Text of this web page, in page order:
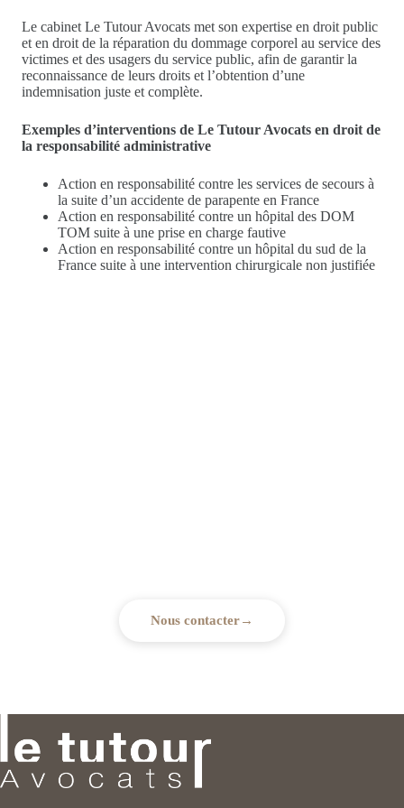
Le cabinet Le Tutour Avocats met son expertise en droit public
et en droit de la réparation du dommage corporel au service des
victimes et des usagers du service public, afin de garantir la
reconnaissance de leurs droits et l’obtention d’une
indemnisation juste et complète.
Exemples d’interventions de Le Tutour Avocats en droit de
la responsabilité administrative
Action en responsabilité contre les services de secours à
la suite d’un accidente de parapente en France
Action en responsabilité contre un hôpital des DOM
TOM suite à une prise en charge fautive
Action en responsabilité contre un hôpital du sud de la
France suite à une intervention chirurgicale non justifiée
Nous contacter→